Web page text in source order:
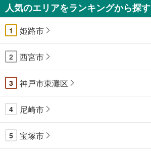
人気のエリアをランキングから探す
1 姫路市
2 西宮市
3 神戸市東灘区
4 尼崎市
5 宝塚市